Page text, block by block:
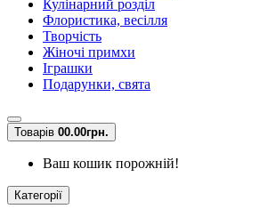
Кулінарний розділ
Флористика, весілля
Творчість
Жіночі примхи
Іграшки
Подарунки, свята
Товарів 00.00грн.
Ваш кошик порожній!
Категорії